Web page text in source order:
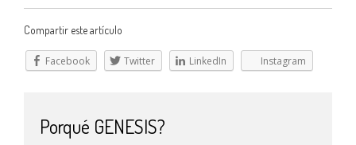
Compartir este artículo
Facebook Twitter LinkedIn Instagram
Porqué GENESIS?